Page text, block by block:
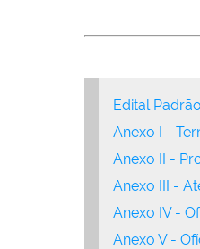
Edital
Anexo I -
Anexo II -
Anexo III -
Anexo IV -
Anexo V -